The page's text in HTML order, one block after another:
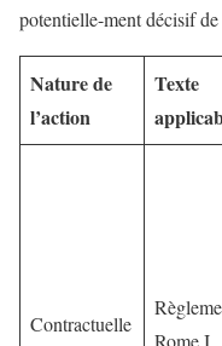
potentielle-ment décisif
Nature de
l’action
Texte
Contractuelle